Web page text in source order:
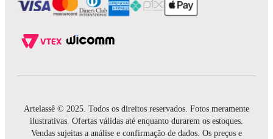
Artelassê © 2025. Todos os direitos reservados. Fotos meramente
ilustrativas. Ofertas válidas até enquanto durarem os estoques.
Vendas sujeitas a análise e confirmação de dados. Os preços e